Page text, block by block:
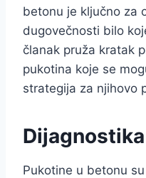
betonu je ključno za
dugovečnosti bilo
članak pruža kratak
pukotina koje se
strategija za njihovo
Dijagnostika
Pukotine u betonu